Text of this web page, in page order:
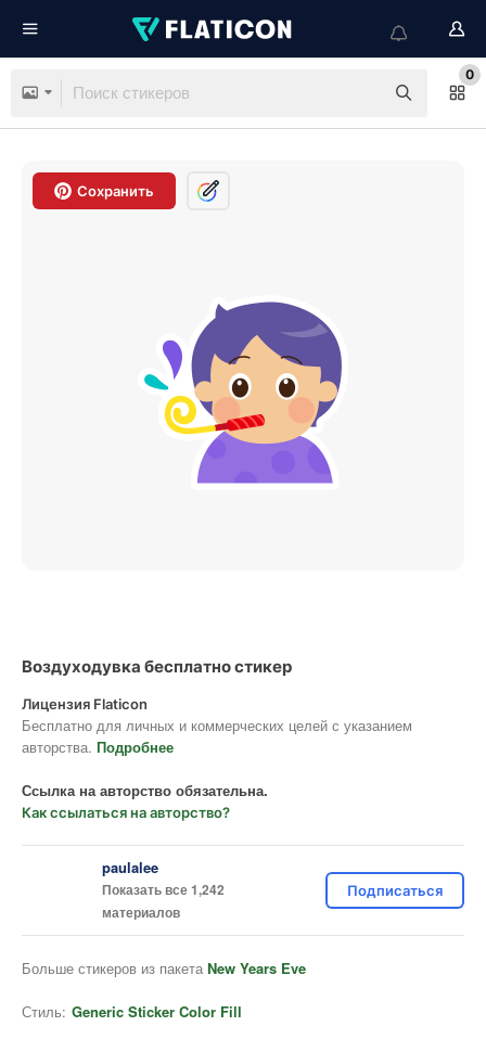
0
Сохранить
Воздуходувка бесплатно стикер
Лицензия Flaticon
Бесплатно для личных и коммерческих целей с указанием
авторства. Подробнее
Ссылка на авторство обязательна.
Как ссылаться на авторство?
paulalee
Показать все 1,242
материалов
Подписаться
Больше стикеров из пакета New Years Eve
Стиль: Generic Sticker Color Fill